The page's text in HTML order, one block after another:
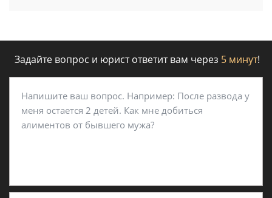
Задайте вопрос и юрист ответит вам через 5 минут!